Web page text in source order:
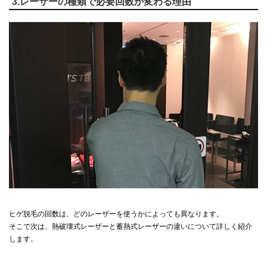
ヒゲ脱毛の回数は、どのレーザーを使うかによっても異なります。
そこで次は、熱破壊式レーザーと蓄熱式レーザーの違いについて詳しく紹介
します。